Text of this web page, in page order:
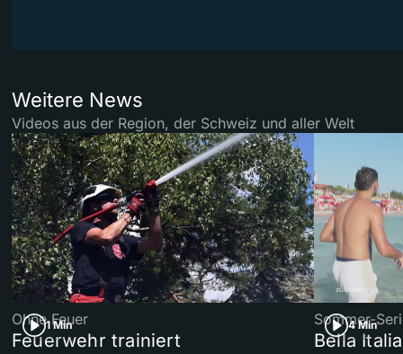
Weitere News
Videos aus der Region, der Schweiz und aller Welt
1 Min
Ohne Feuer
Feuerwehr trainiert
4 Min
Sommer-
Bella